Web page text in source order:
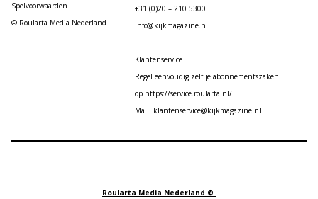
Spelvoorwaarden
© Roularta Media Nederland
+31 (0)20 – 210 5300
info@kijkmagazine.nl
Klantenservice
Regel eenvoudig zelf je abonnementszaken
op https://service.roularta.nl/
Mail: klantenservice@kijkmagazine.nl
Roularta Media Nederland ©